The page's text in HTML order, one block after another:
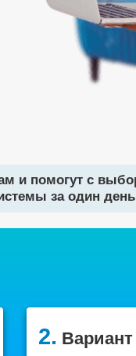
и помогут с
за один
2. Вариант